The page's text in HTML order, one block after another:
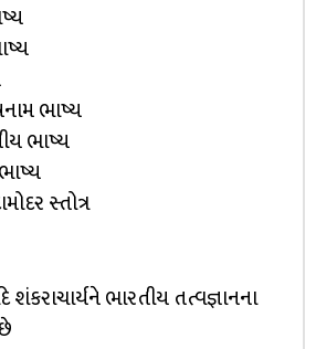
ભાષ્ય
ભાષ્ય
સ્તોત્ર
ભારતીય તત્વજ્ઞાનના